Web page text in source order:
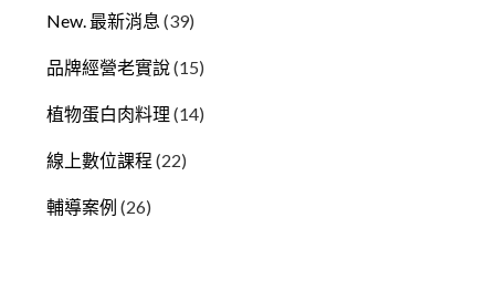
New. 最新消息 (39)
品牌經營老實說(15)
植物蛋白肉料理 (14)
線上數位課程 (22)
輔導案例 (26)